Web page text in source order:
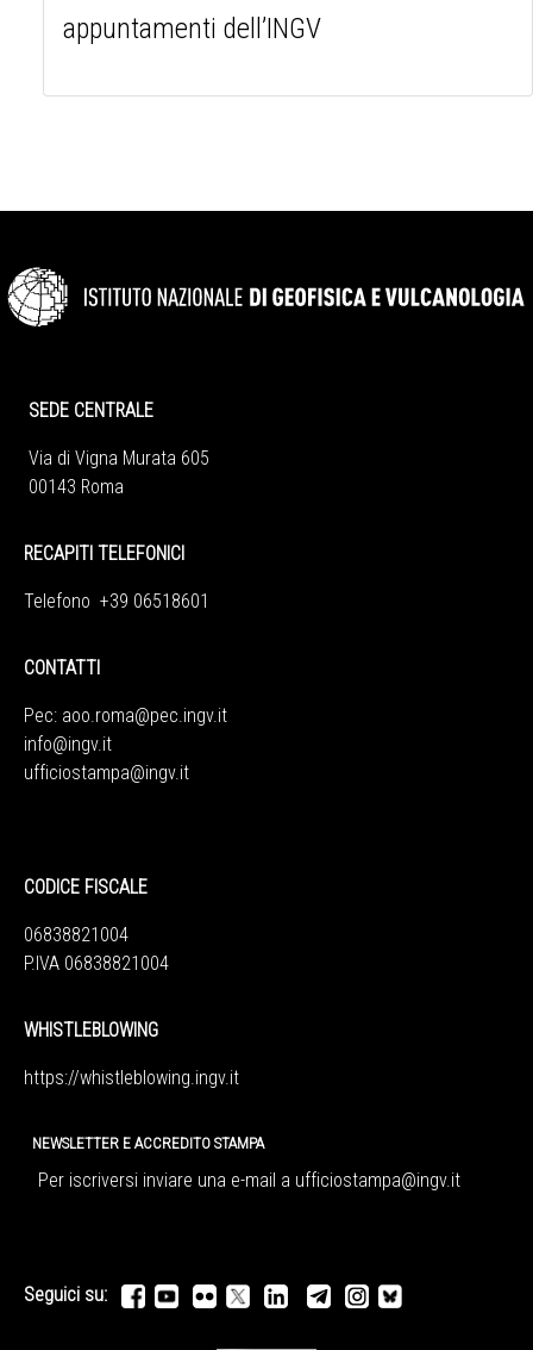
appuntamenti dell’INGV
SEDE CENTRALE
Via di Vigna Murata 605
00143 Roma
RECAPITI TELEFONICI
Telefono +39 06518601
CONTATTI
Pec: aoo.roma@pec.ingv.it
info@ingv.it
ufficiostampa@ingv.it
CODICE FISCALE
06838821004
P.IVA 06838821004
WHISTLEBLOWING
https://whistleblowing.ingv.it
NEWSLETTER E ACCREDITO STAMPA
Per iscriversi inviare una e-mail a ufficiostampa@ingv.it
Seguici su: